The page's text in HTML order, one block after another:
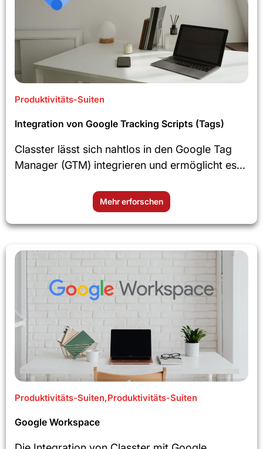
Produktivitäts-Suiten
Integration von Google Tracking Scripts (Tags)
Classter lässt sich nahtlos in den Google Tag
Manager (GTM) integrieren und ermöglicht es...
Mehr erforschen
Produktivitäts-Suiten,Produktivitäts-Suiten
Google Workspace